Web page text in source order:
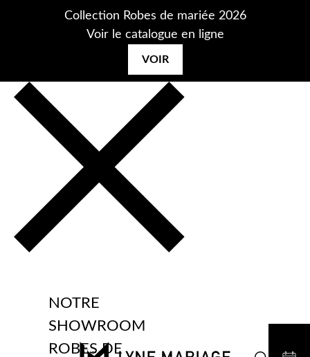
Collection Robes de mariée 2026
Voir le catalogue en ligne
VOIR
NOTRE
SHOWROOM
ROBES DE